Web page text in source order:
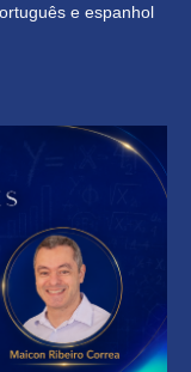
e espanhol